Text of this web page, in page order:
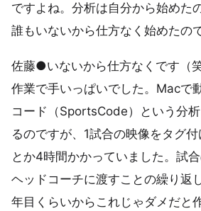
ですよね。分析は自分から始めた
誰もいないから仕方なく始めたの
佐藤●いないから仕方なくです（
作業で手いっぱいでした。Macで
コード（SportsCode）という分
るのですが、1試合の映像をタグ
とか4時間かかっていました。試
ヘッドコーチに渡すことの繰り返
年目くらいからこれじゃダメだと